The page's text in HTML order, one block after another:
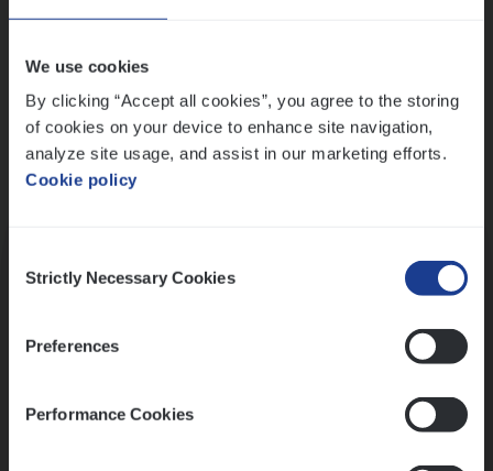
We use cookies
By clicking “Accept all cookies”, you agree to the storing
of cookies on your device to enhance site navigation,
analyze site usage, and assist in our marketing efforts.
Cookie policy
Selection
Strictly Necessary Cookies
Preferences
Performance Cookies